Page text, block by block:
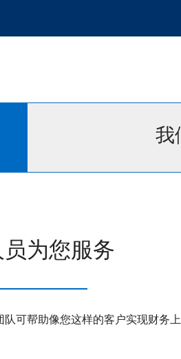
我
为您服务
可帮助像您这样的客户实现财务